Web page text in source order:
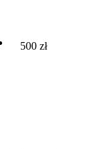
500 zł